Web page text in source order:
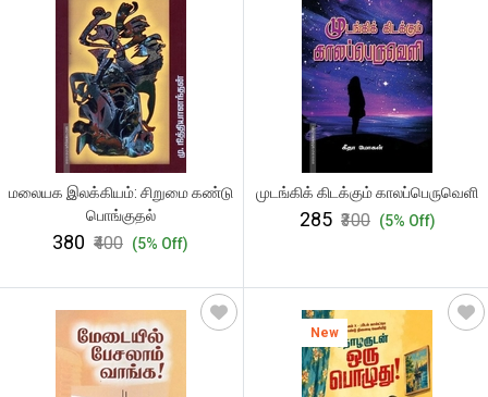
மலையக இலக்கியம்: சிறுமை கண்டு
பொங்குதல்
₹380 ₹400 (5% Off)
முடங்கிக் கிடக்கும் காலப்பெருவெளி
₹285 ₹300 (5% Off)
New